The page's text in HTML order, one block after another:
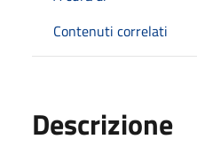
Contenuti correlati
Descrizione